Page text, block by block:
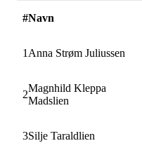
#Navn
1 Anna Strøm Juliussen
2
Magnhild Kleppa
Madslien
3Silje Taraldlien